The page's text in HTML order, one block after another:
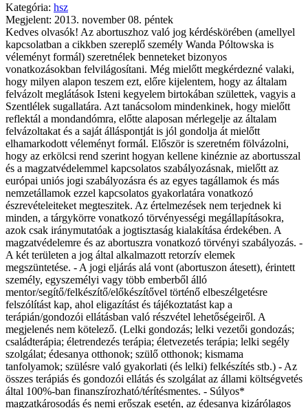
Kategória: hsz
Megjelent: 2013. november 08. péntek
Kedves olvasók! Az abortuszhoz való jog kérdéskörében (amellyel
kapcsolatban a cikkben szereplő személy Wanda Póltowska is
véleményt formál) szeretnélek benneteket bizonyos
vonatkozásokban felvilágosítani. Még mielőtt megkérdezné valaki,
hogy milyen alapon teszem ezt, előre kijelentem, hogy az általam
felvázolt meglátások Isteni kegyelem birtokában születtek, vagyis a
Szentlélek sugallatára. Azt tanácsolom mindenkinek, hogy mielőtt
reflektál a mondandómra, előtte alaposan mérlegelje az általam
felvázoltakat és a saját álláspontját is jól gondolja át mielőtt
elhamarkodott véleményt formál. Először is szeretném fölvázolni,
hogy az erkölcsi rend szerint hogyan kellene kinéznie az abortusszal
és a magzatvédelemmel kapcsolatos szabályozásnak, mielőtt az
európai uniós jogi szabályozásra és az egyes tagállamok és más
nemzetállamok ezzel kapcsolatos gyakorlatára vonatkozó
észrevételeiteket megteszitek. Az értelmezések nem terjednek ki
minden, a tárgykörre vonatkozó törvényességi megállapításokra,
azok csak iránymutatóak a jogtisztaság kialakítása érdekében. A
magzatvédelemre és az abortuszra vonatkozó törvényi szabályozás. -
A két területen a jog által alkalmazott retorzív elemek
megszüntetése. - A jogi eljárás alá vont (abortuszon átesett), érintett
személy, egyszemélyi vagy több emberből álló
mentor/segítő/felkészítő/előkészítővel történő elbeszélgetésre
felszólítást kap, ahol eligazítást és tájékoztatást kap a
terápián/gondozói ellátásban való részvétel lehetőségeiről. A
megjelenés nem kötelező. (Lelki gondozás; lelki vezetői gondozás;
családterápia; életrendezés terápia; életvezetés terápia; lelki segély
szolgálat; édesanya otthonok; szülő otthonok; kismama
tanfolyamok; szülésre való gyakorlati (és lelki) felkészítés stb.) - Az
összes terápiás és gondozói ellátás és szolgálat az állami költségvetés
által 100%-ban finanszírozható/térítésmentes. - Súlyos*
magzatkárosodás és nemi erőszak esetén, az édesanya kizárólagos